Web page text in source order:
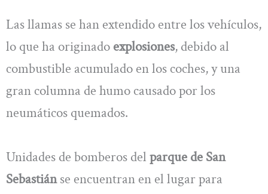
Las llamas se han extendido entre los vehículos,
lo que ha originado explosiones, debido al
combustible acumulado en los coches, y una
gran columna de humo causado por los
neumáticos quemados.
Unidades de bomberos del parque de San
Sebastiánse encuentran en el lugar para